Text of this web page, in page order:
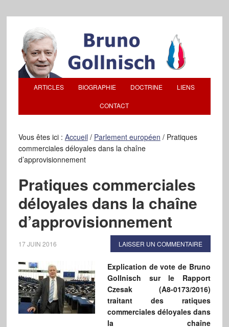
ARTICLES BIOGRAPHIE DOCTRINE LIENS
CONTACT
Vous êtes ici : Accueil / Parlement européen /Pratiques
commerciales déloyales dans la chaîne
d’approvisionnement
Pratiques commerciales
déloyales dans la chaîne
d’approvisionnement
17 JUIN 2016 LAISSER UN COMMENTAIRE
Explication de vote de Bruno
Gollnisch sur le Rapport
Czesak (A8-0173/2016)
traitant des ratiques
commerciales déloyales dans
la chaîne